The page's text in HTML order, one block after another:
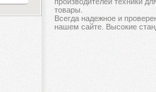
товары.
Всегда надежное и
нашем сайте. Высокие